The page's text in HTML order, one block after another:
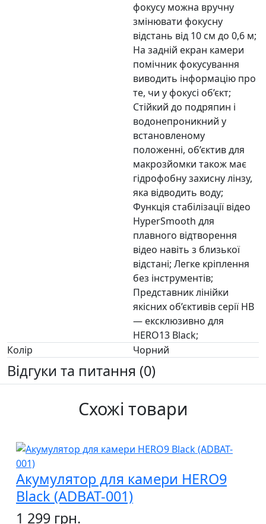
фокусу можна вручну
змінювати фокусну
відстань від 10 см до 0,6 м;
На задній екран камери
помічник фокусування
виводить інформацію про
те, чи у фокусі об’єкт;
Стійкий до подряпин і
водонепроникний у
встановленому
положенні, об’єктив для
макрозйомки також має
гідрофобну захисну лінзу,
яка відводить воду;
Функція стабілізації відео
HyperSmooth для
плавного відтворення
відео навіть з близької
відстані; Легке кріплення
без інструментів;
Представник лінійки
якісних об’єктивів серії HB
— ексклюзивно для
HERO13 Black;
Колір
Чорний
Відгуки та питання (0)
Схожі товари
Акумулятор для камери HERO9
Black (ADBAT-001)
1 299 грн.